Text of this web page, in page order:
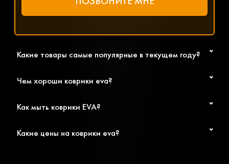
Какие товары самые популярные в текущем году?
Чем хороши коврики eva?
Как мыть коврики EVA?
Какие цены на коврики eva?